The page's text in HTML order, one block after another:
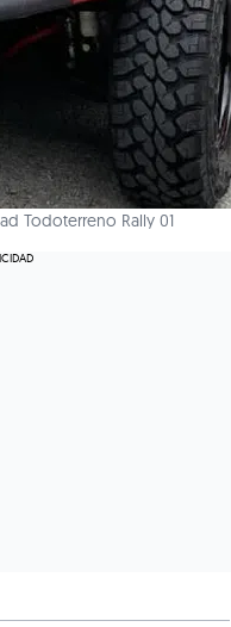
Todoterreno Rally 01